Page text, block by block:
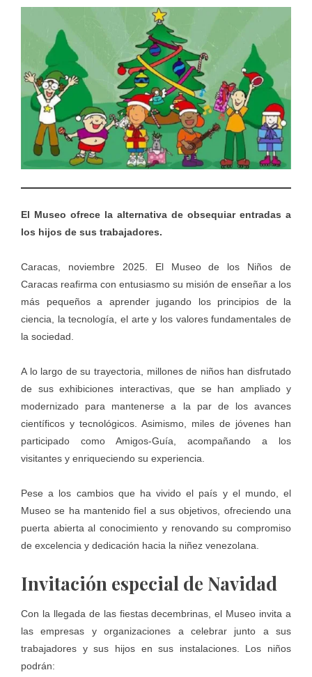
El Museo ofrece la alternativa de obsequiar entradas a
los hijos de sus trabajadores.
Caracas, noviembre 2025. El Museo de los Niños de
Caracas reafirma con entusiasmo su misión de enseñar a los
más pequeños a aprender jugando los principios de la
ciencia, la tecnología, el arte y los valores fundamentales de
la sociedad.
A lo largo de su trayectoria, millones de niños han disfrutado
de sus exhibiciones interactivas, que se han ampliado y
modernizado para mantenerse a la par de los avances
científicos y tecnológicos. Asimismo, miles de jóvenes han
participado como Amigos-Guía, acompañando a los
visitantes y enriqueciendo su experiencia.
Pese a los cambios que ha vivido el país y el mundo, el
Museo se ha mantenido fiel a sus objetivos, ofreciendo una
puerta abierta al conocimiento y renovando su compromiso
de excelencia y dedicación hacia la niñez venezolana.
Invitación especial de Navidad
Con la llegada de las fiestas decembrinas, el Museo invita a
las empresas y organizaciones a celebrar junto a sus
trabajadores y sus hijos en sus instalaciones. Los niños
podrán: